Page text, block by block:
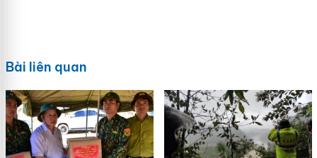
Bài liên quan